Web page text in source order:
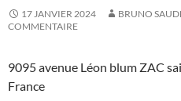
17 JANVIER 2024 BRUNO
COMMENTAIRE
9095 avenue Léon blum ZAC
France